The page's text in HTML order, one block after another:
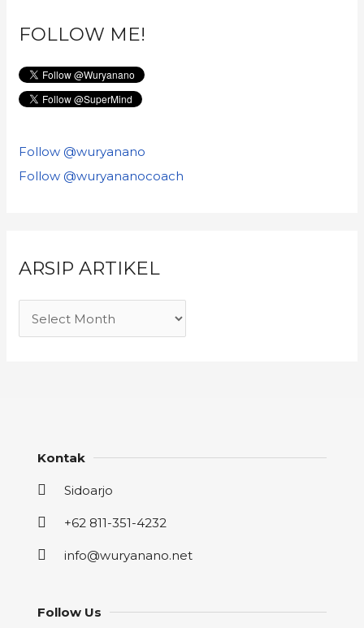
FOLLOW ME!
Follow @wuryanano
Follow @wuryananocoach
ARSIP ARTIKEL
Kontak
Sidoarjo
+62 811-351-4232
info@wuryanano.net
Follow Us